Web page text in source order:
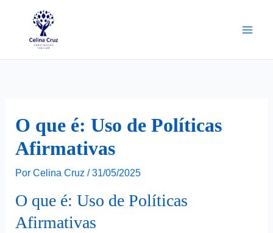
O que é: Uso de Políticas
Afirmativas
Por Celina Cruz / 31/05/2025
O que é: Uso de Políticas
Afirmativas